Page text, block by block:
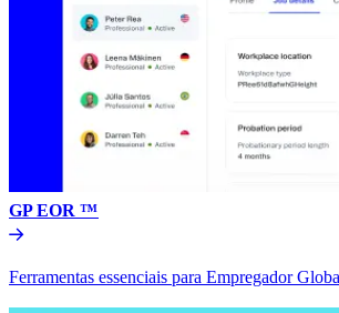
GP EOR ™​​
Ferramentas essenciais para Empregador